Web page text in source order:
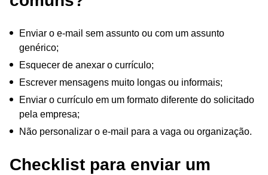
Enviar o e-mail sem assunto ou com um assunto
genérico;
Esquecer de anexar o currículo;
Escrever mensagens muito longas ou informais;
Enviar o currículo em um formato diferente do solicitado
pela empresa;
Não personalizar o e-mail para a vaga ou organização.
Checklist para enviar um